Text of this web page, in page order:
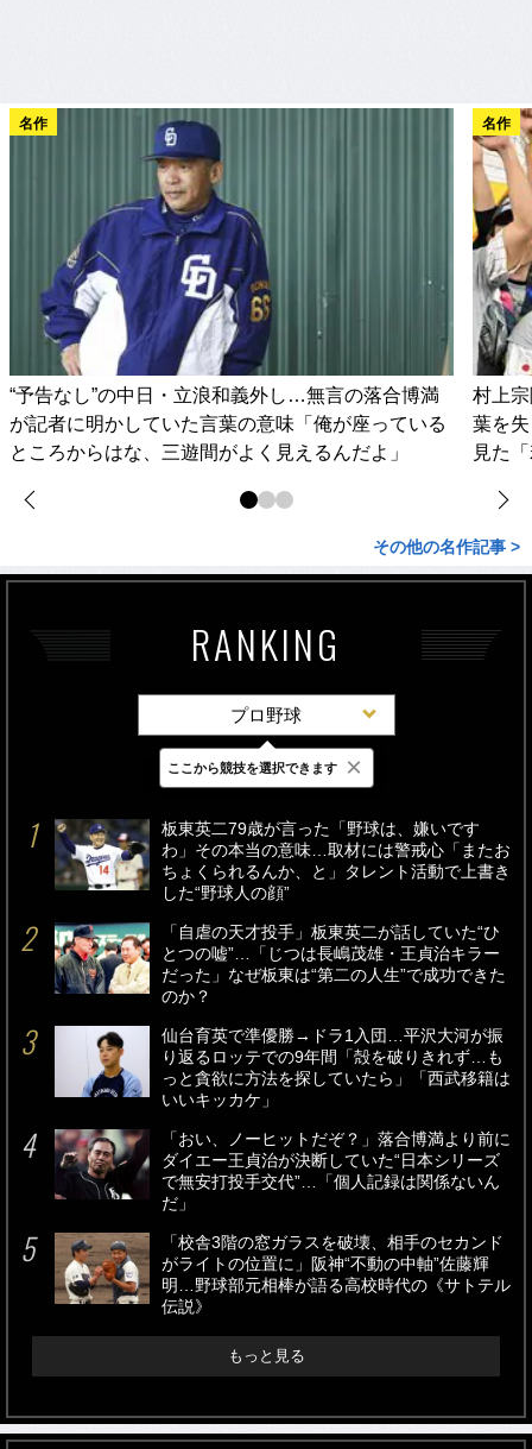
名作
“予告なし”の中日・立浪和義外し…無言の落合博満
が記者に明かしていた言葉の意味「俺が座っている
ところからはな、三遊間がよく見えるんだよ」
名作
村上
葉を
見た
その他の名作記事 >
RANKING
プロ野球
最新 24時間 週間
板東英二79歳が言った「野球は、嫌いです
わ」その本当の意味…取材には警戒心「またお
ちょくられるんか、と」タレント活動で上書き
した“野球人の顔”
「自虐の天才投手」板東英二が話していた“ひ
とつの嘘”…「じつは長嶋茂雄・王貞治キラー
だった」なぜ板東は“第二の人生”で成功できた
のか？
仙台育英で準優勝→ドラ1入団…平沢大河が振
り返るロッテでの9年間「殻を破りきれず…も
っと貪欲に方法を探していたら」「西武移籍は
いいキッカケ」
「おい、ノーヒットだぞ？」落合博満より前に
ダイエー王貞治が決断していた“日本シリーズ
で無安打投手交代”…「個人記録は関係ないん
だ」
「校舎3階の窓ガラスを破壊、相手のセカンド
がライトの位置に」阪神“不動の中軸”佐藤輝
明…野球部元相棒が語る高校時代の《サトテル
伝説》
もっと見る
ここから競技を選択できます ×